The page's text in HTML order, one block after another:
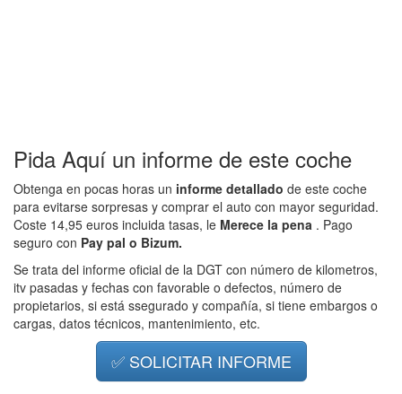
Pida Aquí un informe de este coche
Obtenga en pocas horas un informe detallado de este coche
para evitarse sorpresas y comprar el auto con mayor seguridad.
Coste 14,95 euros incluida tasas, le Merece la pena . Pago
seguro con Pay pal o Bizum.
Se trata del informe oficial de la DGT con número de kilometros,
itv pasadas y fechas con favorable o defectos, número de
propietarios, si está ssegurado y compañía, si tiene embargos o
cargas, datos técnicos, mantenimiento, etc.
✅ SOLICITAR INFORME